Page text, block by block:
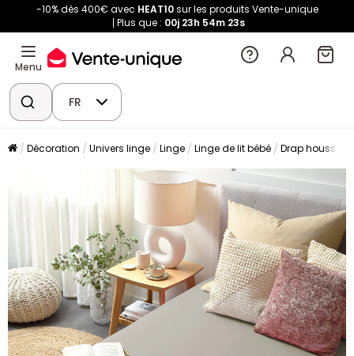
-10% dès 400€ avec HEAT10sur les produits Vente-unique
Plus que : 00j 23h 54m 22s
Menu
FR
Décoration Univers linge Linge Linge de lit bébé Drap housse